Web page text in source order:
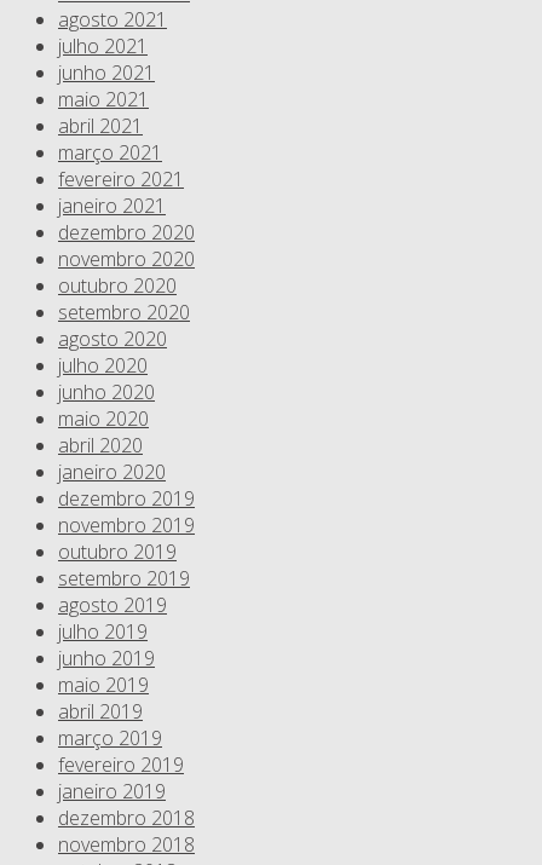
agosto 2021
julho 2021
junho 2021
maio 2021
abril 2021
março 2021
fevereiro 2021
janeiro 2021
dezembro 2020
novembro 2020
outubro 2020
setembro 2020
agosto 2020
julho 2020
junho 2020
maio 2020
abril 2020
janeiro 2020
dezembro 2019
novembro 2019
outubro 2019
setembro 2019
agosto 2019
julho 2019
junho 2019
maio 2019
abril 2019
março 2019
fevereiro 2019
janeiro 2019
dezembro 2018
novembro 2018